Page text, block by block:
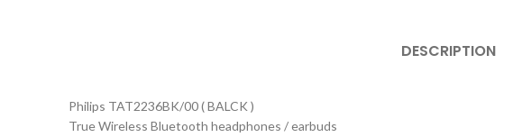
DESCRIPTION
Philips TAT2236BK/00 ( BALCK )
True Wireless Bluetooth headphones / earbuds